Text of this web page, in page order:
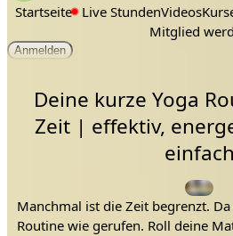
Startseite Live StundenVideos
Mitglied
Anmelden
Deine kurze Yoga
Zeit | effektiv,
einfach
Manchmal ist die Zeit begrenzt.
Routine wie gerufen. Roll deine